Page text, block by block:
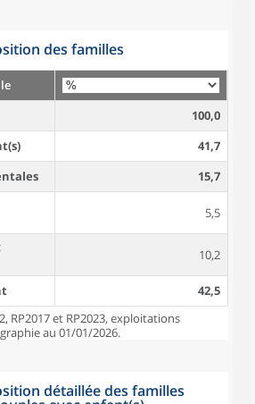
des familles
100,0
41,7
15,7
5,5
10,2
42,5
RP2017 et RP2023, exploitations
au 01/01/2026.
détaillée des familles